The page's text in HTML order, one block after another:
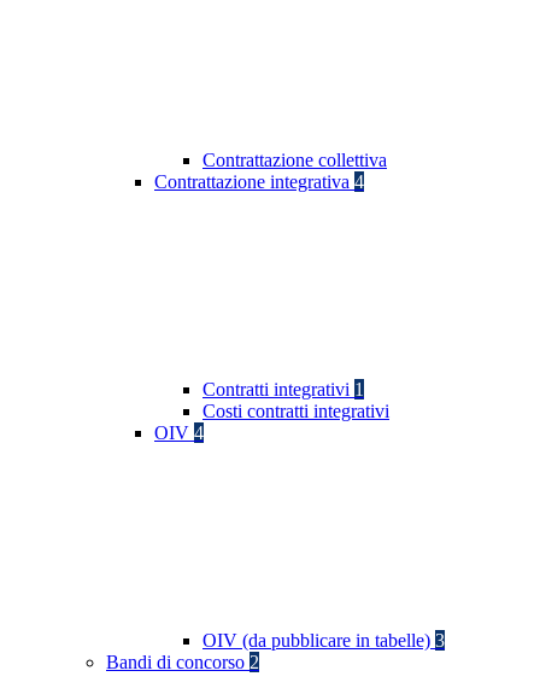
Contrattazione collettiva
Contrattazione integrativa 4
Contratti integrativi 1
Costi contratti integrativi
OIV 4
OIV (da pubblicare in tabelle) 3
Bandi di concorso 2